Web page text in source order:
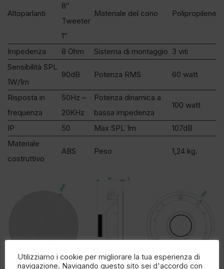
Altoparlanti
8″
Tweeter
1″
Materiale del cono Polipropilene
Impedenza 8 Ohm Sistema di montaggio 3 viti
Sensibilità SPL
1W/1m
90dB Potenza RMS 60 watt
Risposta in
frequenza
50Hz –
20KHz
Potenza dinamica a
bassa impedenza
100 watt
IP 50 Max SPL 1m
107dB
Materiale
costruttivo
ABS Peso 1,24 kg.
Utilizziamo i cookie per migliorare la tua esperienza di
navigazione. Navigando questo sito sei d'accordo con